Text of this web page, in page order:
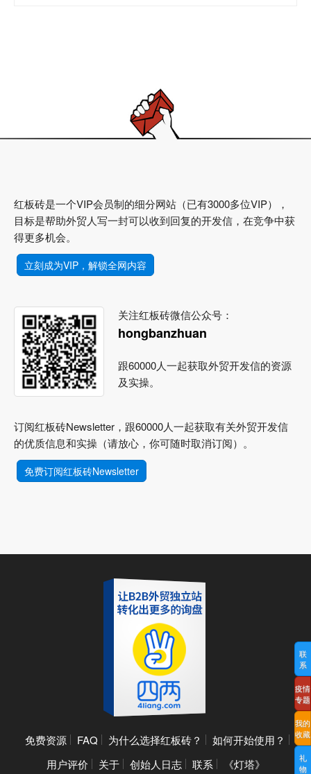
红板砖是一个VIP会员制的细分网站（已有3000多位VIP），
目标是帮助外贸人写一封可以收到回复的开发信，在竞争中获
得更多机会。
立刻成为VIP，解锁全网内容
关注红板砖微信公众号：
hongbanzhuan
跟60000人一起获取外贸开发信的资源
及实操。
订阅红板砖Newsletter，跟60000人一起获取有关外贸开发信
的优质信息和实操（请放心，你可随时取消订阅）。
免费订阅红板砖Newsletter
免费资源 FAQ 为什么选择红板砖？
如何开始使用？
用户评价
关于 创始人日志 联系 《灯塔》
联
系
疫情
专题
我的
收藏
礼
物